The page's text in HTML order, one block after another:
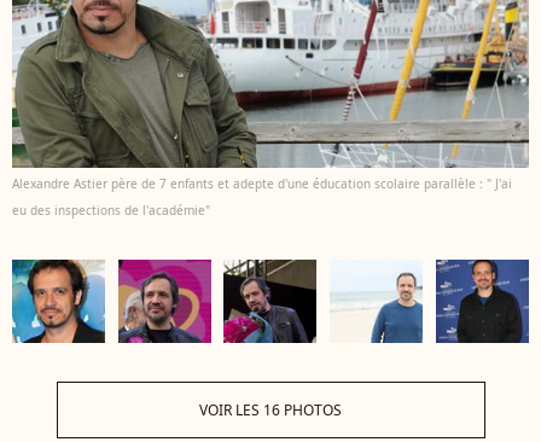
Alexandre Astier père de 7 enfants et adepte d'une éducation scolaire parallèle : " J'ai
eu des inspections de l'académie"
VOIR LES 16 PHOTOS